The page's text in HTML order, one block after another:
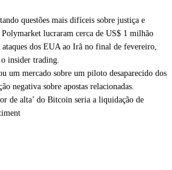
questões mais difíceis sobre justiça e
lucraram cerca de US$ 1 milhão
dos EUA ao Irã no final de fevereiro,
insider trading.
um mercado sobre um piloto desaparecido dos
negativa sobre apostas relacionadas.
de alta’ do Bitcoin seria a liquidação de